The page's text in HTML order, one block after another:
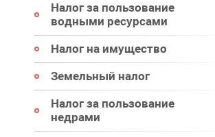
Налог за пользование
водными ресурсами
Налог на имущество
Земельный налог
Налог за пользование
недрами